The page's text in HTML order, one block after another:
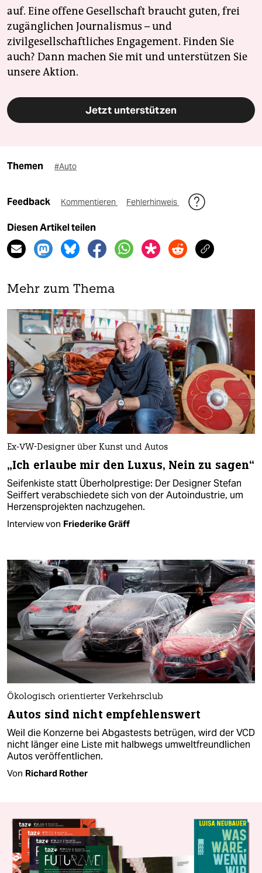
auf. Eine offene Gesellschaft braucht guten, frei
zugänglichen Journalismus – und
zivilgesellschaftliches Engagement. Finden Sie
auch? Dann machen Sie mit und unterstützen Sie
unsere Aktion.
Jetzt unterstützen
Themen #Auto
Feedback Kommentieren Fehlerhinweis
Diesen Artikel teilen
Mehr zum Thema
Ex-VW-Designer über Kunst und Autos
„Ich erlaube mir den Luxus, Nein zu sagen“
Seifenkiste statt Überholprestige: Der Designer Stefan
Seiffert verabschiedete sich von der Autoindustrie, um
Herzensprojekten nachzugehen.
Interview von Friederike Gräff
Ökologisch orientierter Verkehrsclub
Autos sind nicht empfehlenswert
Weil die Konzerne bei Abgastests betrügen, wird der VCD
nicht länger eine Liste mit halbwegs umweltfreundlichen
Autos veröffentlichen.
Von Richard Rother